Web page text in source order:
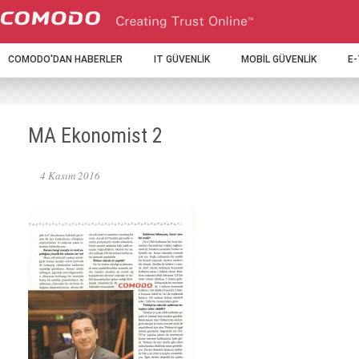
COMODO'DAN HABERLER IT GÜVENLİK MOBİL GÜVENLİK
MA Ekonomist 2
4 Kasım 2016